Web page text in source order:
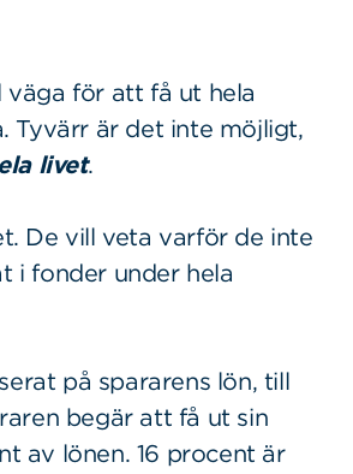
för att få ut hela
Tyvärr är det inte möjligt,
livet.
De vill veta varför de inte
i fonder under hela
på spararens lön, till
begär att få ut sin
av lönen. 16 procent är